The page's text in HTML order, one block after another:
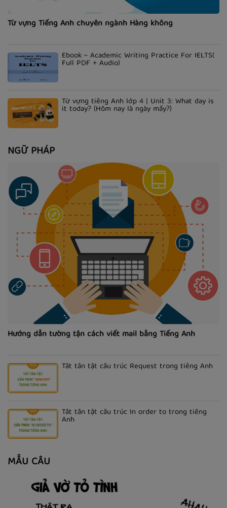
Từ vựng Tiếng Anh chuyên ngành Hàng không
Ebook ~ Academic Writing Practice For IELTS(
Full PDF + Audio)
Từ vựng tiếng Anh lớp 4 | Unit 3: What day is
it today? (Hôm nay là ngày mấy?)
NGỮ PHÁP
Hướng dẫn tường tận cách viết mail bằng Tiếng Anh
Tất tần tật cấu trúc Request trong tiếng Anh
Tất tần tật cấu trúc In order to trong tiếng
Anh
MẪU CÂU